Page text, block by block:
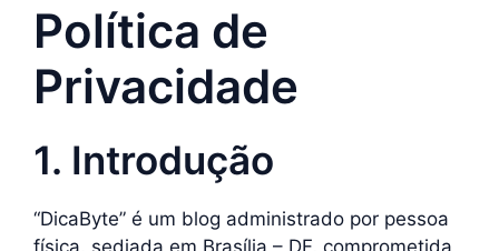
Política de
Privacidade
1. Introdução
“DicaByte” é um blog administrado por pessoa
física, sediada em Brasília – DF, comprometida